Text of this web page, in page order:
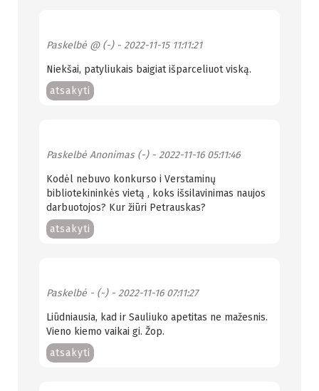
Paskelbė @ (-)- 2022-11-15 11:11:21
Niekšai, patyliukais baigiat išparceliuot viską.
atsakyti
Paskelbė Anonimas (-)- 2022-11-16 05:11:46
Kodėl nebuvo konkurso i Verstaminų
bibliotekininkės vietą , koks išsilavinimas naujos
darbuotojos? Kur žiūri Petrauskas?
atsakyti
Paskelbė - (-)- 2022-11-16 07:11:27
Liūdniausia, kad ir Sauliuko apetitas ne mažesnis.
Vieno kiemo vaikai gi. Žop.
atsakyti